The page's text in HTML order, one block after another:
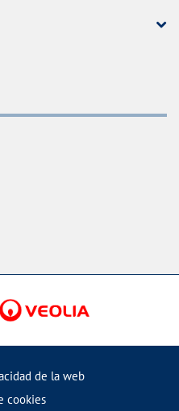
de la web
cookies